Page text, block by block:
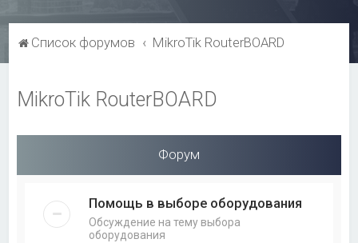
Список форумов MikroTik RouterBOARD
MikroTik RouterBOARD
Форум
Помощь в выборе оборудования
Обсуждение на тему выбора
оборудования